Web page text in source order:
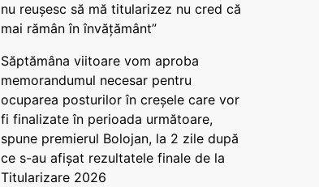
nu reușesc să mă titularizez nu cred că
mai rămân în învățământ”
Săptămâna viitoare vom aproba
memorandumul necesar pentru
ocuparea posturilor în creșele care vor
fi finalizate în perioada următoare,
spune premierul Bolojan, la 2 zile după
ce s-au afișat rezultatele finale de la
Titularizare 2026